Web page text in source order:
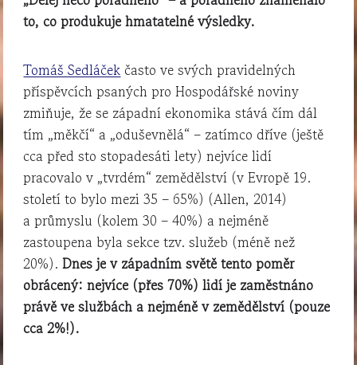
to, co produkuje hmatatelné výsledky.
Tomáš Sedláček často ve svých pravidelných
příspěvcích psaných pro Hospodářské noviny
zmiňuje, že se západní ekonomika stává čím dál
tím „měkčí“ a „oduševnělá“ – zatímco dříve (ještě
cca před sto stopadesáti lety) nejvíce lidí
pracovalo v „tvrdém“ zemědělství (v Evropě 19.
století to bylo mezi 35 – 65%) (Allen, 2014)
a průmyslu (kolem 30 – 40%) a nejméně
zastoupena byla sekce tzv. služeb (méně než
20%).Dnes je v západním světě tento poměr
obrácený: nejvíce (přes 70%) lidí je zaměstnáno
právě ve službách a nejméně v zemědělství (pouze
cca 2%!).